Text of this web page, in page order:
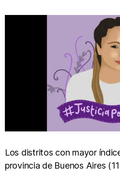
Los distritos con mayor
provincia de Buenos Aires